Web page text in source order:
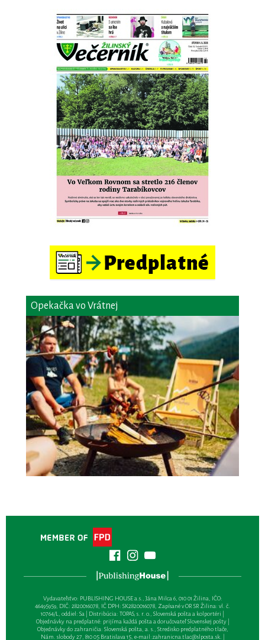
Opekačka vo Vrátnej
Vydavateľsťvo: PUBLISHING HOUSE a.s., Jána Milca 6, 010 01 Žilina, IČO:
46495959, DIČ: 2820016078, IČ DPH: SK2820016078, Zapísané v OR SR Žilina: vl. č.
10764/L, oddiel: Sa | Distribúcia: TOPAS, s. r. o., Slovenská pošta a kolportéri |
Objednávky na predplatné: prijíma každá pošta a doručovateľ Slovenskej pošty |
Objednávky do zahraničia: Slovenská pošta, a. s., Stredisko predplatného tlače,
Nám. slobody 27, 810 05 Bratislava 15, e-mail:zahranicna.tlac@slposta.sk. |